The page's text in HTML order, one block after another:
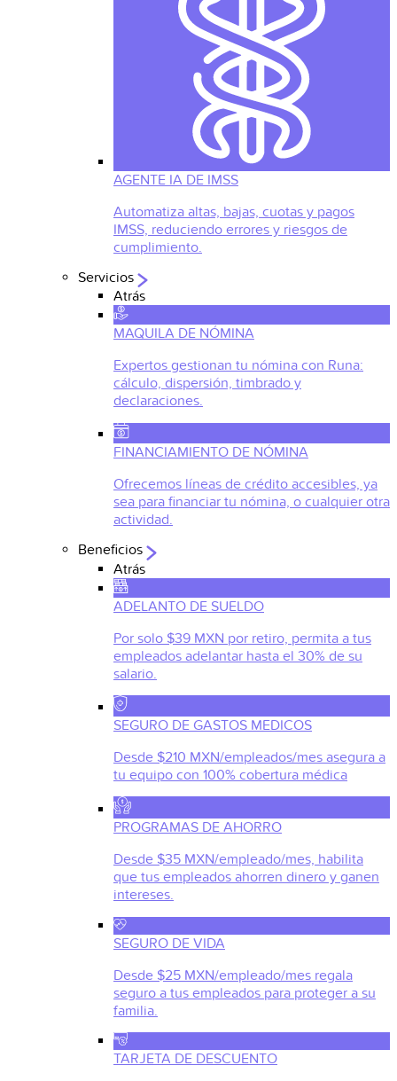
AGENTE IA DE IMSS
Automatiza altas, bajas, cuotas y pagos
IMSS, reduciendo errores y riesgos de
cumplimiento.
Servicios
Atrás
MAQUILA DE NÓMINA
Expertos gestionan tu nómina con Runa:
cálculo, dispersión, timbrado y
declaraciones.
FINANCIAMIENTO DE NÓMINA
Ofrecemos líneas de crédito accesibles, ya
sea para financiar tu nómina, o cualquier otra
actividad.
Beneficios
Atrás
ADELANTO DE SUELDO
Por solo $39 MXN por retiro, permita a tus
empleados adelantar hasta el 30% de su
salario.
SEGURO DE GASTOS MEDICOS
Desde $210 MXN/empleados/mes asegura a
tu equipo con 100% cobertura médica
PROGRAMAS DE AHORRO
Desde $35 MXN/empleado/mes, habilita
que tus empleados ahorren dinero y ganen
intereses.
SEGURO DE VIDA
Desde $25 MXN/empleado/mes regala
seguro a tus empleados para proteger a su
familia.
TARJETA DE DESCUENTO